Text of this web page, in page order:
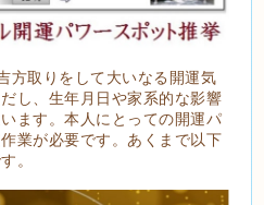
方取りをして大いなる開運気
し、生年月日や家系的な影響
ます。本人にとっての開運パ
業が必要です。あくまで以下
。